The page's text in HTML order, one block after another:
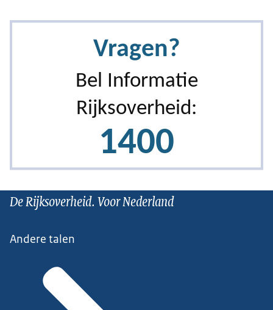
De Rijksoverheid. Voor Nederland
Andere talen